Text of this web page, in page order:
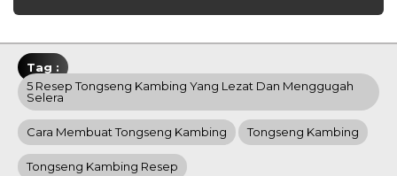
Tag :
5 Resep Tongseng Kambing Yang Lezat Dan Menggugah
Selera
Cara Membuat Tongseng Kambing Tongseng Kambing
Tongseng Kambing Resep